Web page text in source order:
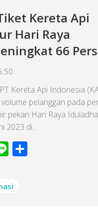
Kereta Api
Hari Raya
66
Kereta Api Indonesia
pelanggan pada
pekan Hari Raya Iduladha
2023 di...
Line